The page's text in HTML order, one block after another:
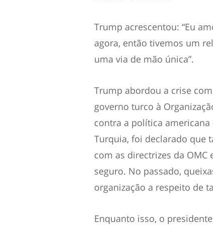
Trump acrescentou: “Eu
agora, então tivemos um
uma via de mão única”.
Trump abordou a crise
governo turco à
contra a política
Turquia, foi declarado que
com as directrizes da
seguro. No passado,
organização a respeito de
Enquanto isso, o